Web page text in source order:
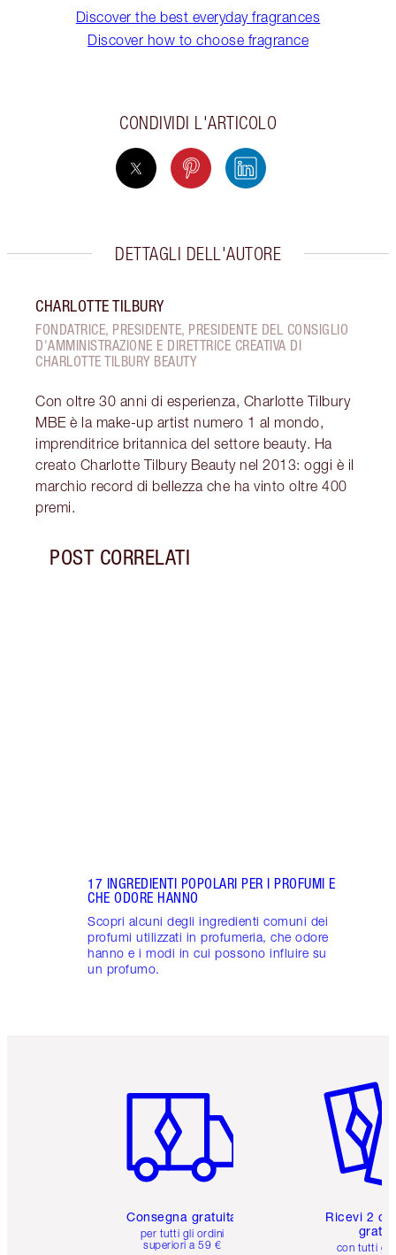
Discover the best everyday fragrances
Discover how to choose fragrance
CONDIVIDI L'ARTICOLO
DETTAGLI DELL'AUTORE
CHARLOTTE TILBURY
FONDATRICE, PRESIDENTE, PRESIDENTE DEL CONSIGLIO
D'AMMINISTRAZIONE E DIRETTRICE CREATIVA DI
CHARLOTTE TILBURY BEAUTY
Con oltre 30 anni di esperienza, Charlotte Tilbury
MBE è la make-up artist numero 1 al mondo,
imprenditrice britannica del settore beauty. Ha
creato Charlotte Tilbury Beauty nel 2013: oggi è il
marchio record di bellezza che ha vinto oltre 400
premi.
POST CORRELATI
17 INGREDIENTI POPOLARI PER I PROFUMI E
CHE ODORE HANNO
Scopri alcuni degli ingredienti comuni dei
profumi utilizzati in profumeria, che odore
hanno e i modi in cui possono influire su
un profumo.
Consegna gratuita
per tutti gli ordini
superiori a 59 €
Ricevi 2
con tutti gli